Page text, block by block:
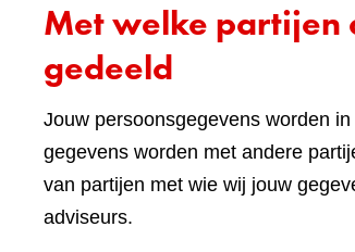
Met welke partijen
gedeeld
Jouw persoonsgegevens worden
gegevens worden met andere
van partijen met wie wij jouw
adviseurs.